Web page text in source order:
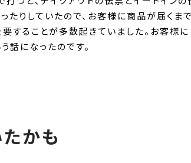
たりしていたので、お客様に商品が届くま
することが多数起きていました。お客様に
話になったのです。
かも